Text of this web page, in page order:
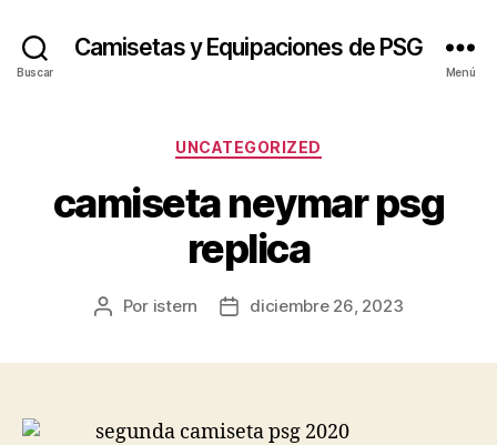
Buscar
Camisetas y Equipaciones de PSG
Menú
Categorías
UNCATEGORIZED
camiseta neymar psg
replica
Autor
Por istern
Fechadiciembre 26, 2023